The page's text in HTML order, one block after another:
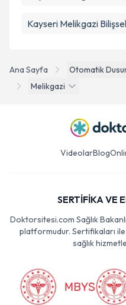
Ana Sayfa Otomatik
Melikgazi
Kayseri Melikgazi
VideolarBlog
SERTİFİKA VE
Doktorsitesi.com Sağlık
platformudur. Sertifikaları
sağlık